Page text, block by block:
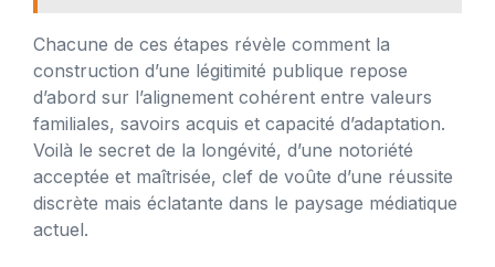
Chacune de ces étapes révèle comment la
construction d’une légitimité publique repose
d’abord sur l’alignement cohérent entre valeurs
familiales, savoirs acquis et capacité d’adaptation.
Voilà le secret de la longévité, d’une notoriété
acceptée et maîtrisée, clef de voûte d’une réussite
discrète mais éclatante dans le paysage médiatique
actuel.